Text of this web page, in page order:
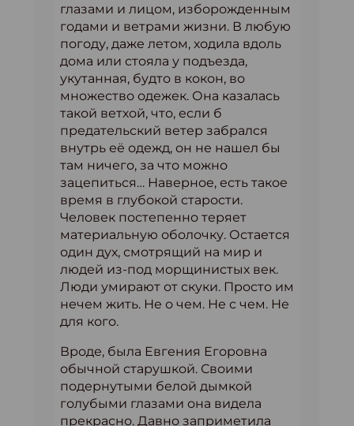
глазами и лицом, изборожденным
годами и ветрами жизни. В любую
погоду, даже летом, ходила вдоль
дома или стояла у подъезда,
укутанная, будто в кокон, во
множество одежек. Она казалась
такой ветхой, что, если б
предательский ветер забрался
внутрь её одежд, он не нашел бы
там ничего, за что можно
зацепиться… Наверное, есть такое
время в глубокой старости.
Человек постепенно теряет
материальную оболочку. Остается
один дух, смотрящий на мир и
людей из-под морщинистых век.
Люди умирают от скуки. Просто им
нечем жить. Не о чем. Не с чем. Не
для кого.
Вроде, была Евгения Егоровна
обычной старушкой. Своими
подернутыми белой дымкой
голубыми глазами она видела
прекрасно. Давно заприметила